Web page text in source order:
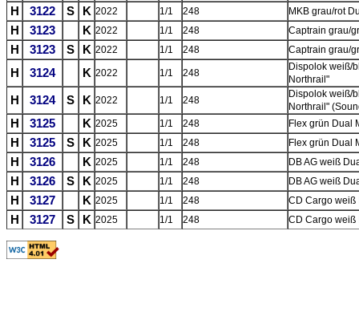
H 3122 S K 2022 1/1 248 MKB grau/rot
H 3123 K 2022 1/1 248 Captrain grau/
H 3123 S K 2022 1/1 248 Captrain grau/
H 3124 K 2022 1/1 248
Dispolok weiß/
Northrail"
H 3124 S K 2022 1/1 248
Dispolok weiß/
Northrail"
H 3125 K 2025 1/1 248 Flex grün Dual
H 3125 S K 2025 1/1 248 Flex grün Dual
H 3126 K 2025 1/1 248 DB AG weiß
H 3126 S K 2025 1/1 248 DB AG weiß
H 3127 K 2025 1/1 248 CD Cargo weiß
H 3127 S K 2025 1/1 248 CD Cargo weiß